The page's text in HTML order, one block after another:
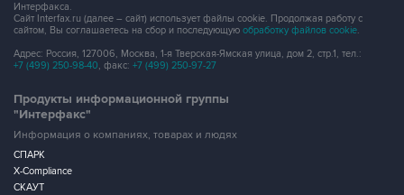
Интерфакса.
Сайт Interfax.ru (далее – сайт) использует файлы cookie. Продолжая работу с
сайтом, Вы соглашаетесь на сбор и последующую обработку файлов cookie.
Адрес: Россия, 127006, Москва, 1-я Тверская-Ямская улица, дом 2, стр.1, тел.:
+7 (499) 250-98-40, факс: +7 (499) 250-97-27
Продукты информационной группы
"Интерфакс"
Информация о компаниях, товарах и людях
СПАРК
X-Compliance
СКАУТ